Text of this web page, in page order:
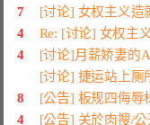
7
[讨论] 女权主义造
4
Re: [讨论] 女权主
4
[讨论]月薪娇妻的
[讨论] 捷运站上厕
8
[公告] 板规四侮辱
4
[公告] 关於肉搜/